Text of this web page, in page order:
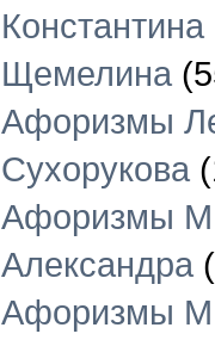
Константина
Щемелина
Афоризмы
Сухорукова
Афоризмы
Александра
Афоризмы